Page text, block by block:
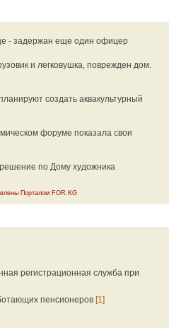
- задержан еще один офицер
и легковушка, поврежден дом.
создать аквакультурный
форуме показала свои
решение по Дому художника
Порталом FOR.KG
регистрационная служба при
пенсионеров [1]